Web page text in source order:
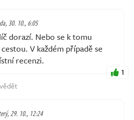
30. 10., 6:05
dorazí. Nebo se k tomu
V každém případě se
recenzi.
1
29. 10., 12:24